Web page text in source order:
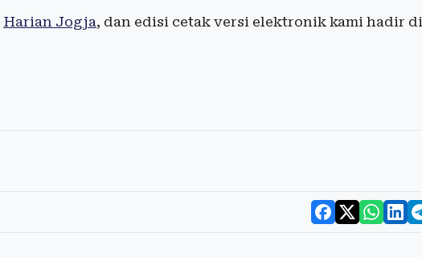
Harian Jogja, dan edisi cetak versi elektronik kami hadir di